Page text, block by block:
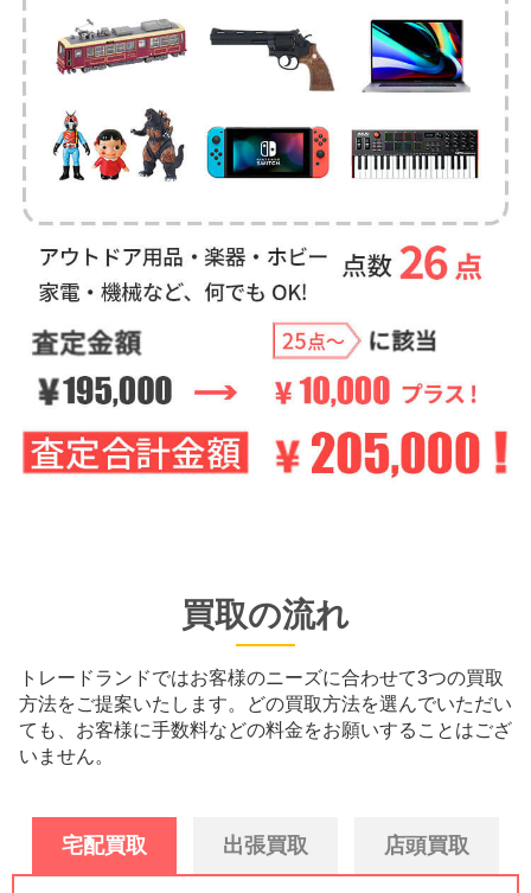
買取の流れ
トレードランドではお客様のニーズに合わせて3つの買取
方法をご提案いたします。
どの買取方法を選んでいただい
ても、お客様に手数料などの料金をお願いすることはござ
いません。
宅配買取 出張買取 店頭買取